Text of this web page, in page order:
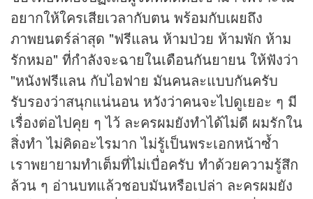
อยากให้ใครเสียเวลากับตน พร้อมกับเผยถึง
ภาพยนตร์ล่าสุด "ฟรีแลน ห้ามป่วย ห้ามพัก ห้าม
รักหมอ" ที่กำลังจะฉายในเดือนกันยายน ให้ฟังว่า
"หนังฟรีแลน กับไอฟาย มันคนละแบบกันครับ
รับรองว่าสนุกแน่นอน หวังว่าคนจะไปดูเยอะ ๆ มี
เรื่องต่อไปคุย ๆ ไว้ ละครผมยังทำได้ไม่ดี ผมรักใน
สิ่งทำ ไม่คิดอะไรมาก ไม่รู้เป็นพระเอกหน้าซ้ำ
เราพยายามทำเต็มที่ไม่เบื่อครับ ทำด้วยความรู้สึก
ล้วน ๆ อ่านบทแล้วชอบมันหรือเปล่า ละครผมยัง